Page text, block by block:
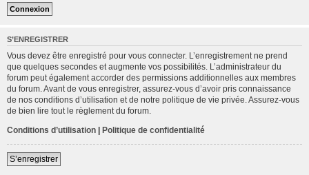
S’ENREGISTRER
Vous devez être enregistré pour vous connecter. L’enregistrement ne prend
que quelques secondes et augmente vos possibilités. L’administrateur du
forum peut également accorder des permissions additionnelles aux membres
du forum. Avant de vous enregistrer, assurez-vous d’avoir pris connaissance
de nos conditions d’utilisation et de notre politique de vie privée. Assurez-vous
de bien lire tout le règlement du forum.
Conditions d’utilisation | Politique de confidentialité
S’enregistrer